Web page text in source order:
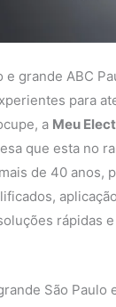
e grande ABC
para
a Meu
que esta no
de 40 anos,
rápidas
São Paulo